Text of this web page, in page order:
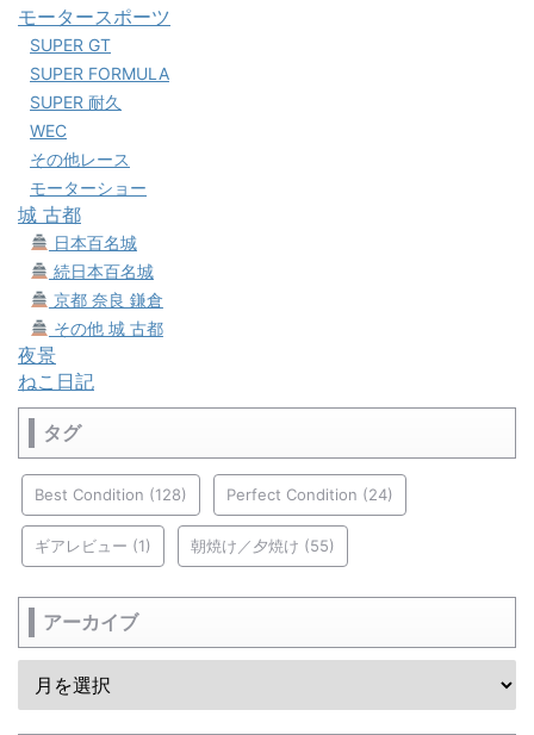
モータースポーツ
SUPER GT
SUPER FORMULA
SUPER 耐久
WEC
その他レース
モーターショー
城 古都
日本百名城
続日本百名城
京都 奈良 鎌倉
その他 城 古都
夜景
ねこ日記
タグ
Best Condition (128) Perfect Condition (24)
ギアレビュー (1) 朝焼け／夕焼け (55)
アーカイブ